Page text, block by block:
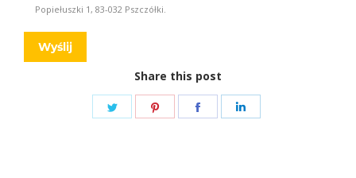
Popiełuszki 1, 83-032 Pszczółki.
Share this post
Share
Share
Share